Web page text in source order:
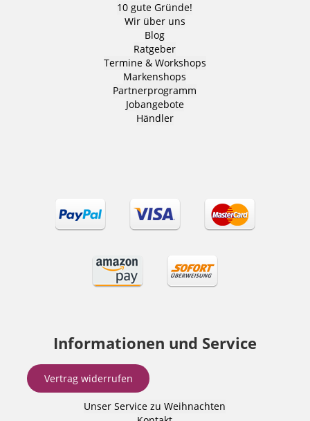
10 gute Gründe!
Wir über uns
Blog
Ratgeber
Termine & Workshops
Markenshops
Partnerprogramm
Jobangebote
Händler
Informationen und Service
Vertrag widerrufen
Unser Service zu Weihnachten